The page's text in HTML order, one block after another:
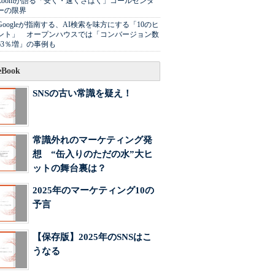
の限界
が指南する、AI検索を味方にする「10のヒ
ト」 オープンハウスでは「コンバージョン数
％増」の事例も
SNSの古い常識を疑え！
常識外れのマーケティング発
想 “缶入りのただの水”大ヒ
ットの舞台裏は？
2025年のマーケティング10の
予言
【保存版】2025年のSNSはこ
うなる